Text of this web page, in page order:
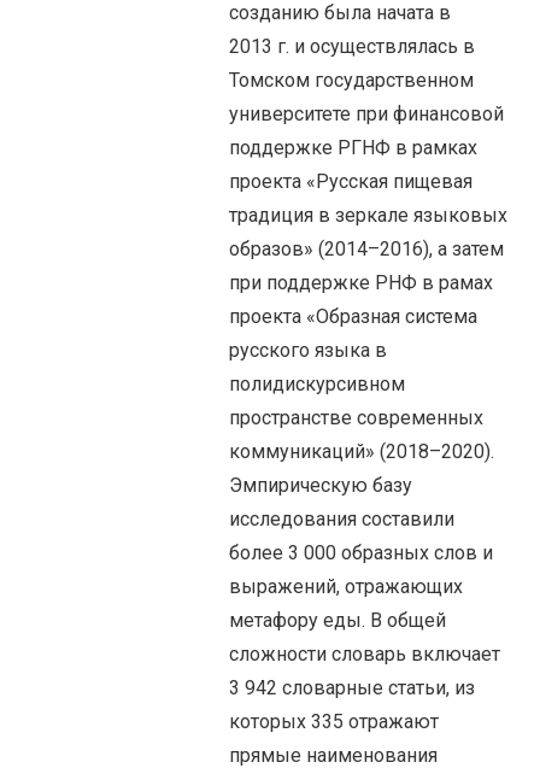
созданию была начата в
2013 г. и осуществлялась в
Томском государственном
университете при финансовой
поддержке РГНФ в рамках
проекта «Русская пищевая
традиция в зеркале языковых
образов» (2014–2016), а затем
при поддержке РНФ в рамах
проекта «Образная система
русского языка в
полидискурсивном
пространстве современных
коммуникаций» (2018–2020).
Эмпирическую базу
исследования составили
более 3 000 образных слов и
выражений, отражающих
метафору еды. В общей
сложности словарь включает
3 942 словарные статьи, из
которых 335 отражают
прямые наименования